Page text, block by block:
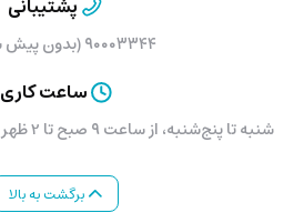
پشتیبانی
۹۰۰۰۳۳۴۴ (بدون پیش شماره)
ساعت کاری
شنبه تا پنج‌شنبه، از ساعت ۹ صبح تا 2 ظهر عصر از ساعت 5 تا 9 شب
برگشت به بالا